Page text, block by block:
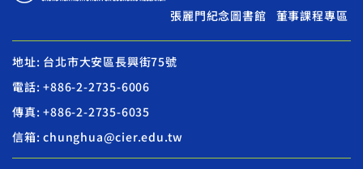
張麗門紀念圖書館
董事課程專區
地址: 台北市大安區長興街75號
電話: +886-2-2735-6006
傳真: +886-2-2735-6035
信箱: chunghua@cier.edu.tw